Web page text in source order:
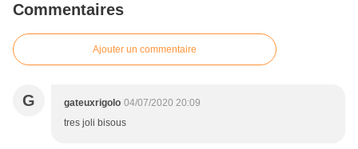
Commentaires
Ajouter un commentaire
G gateuxrigolo 04/07/2020 20:09
tres joli bisous